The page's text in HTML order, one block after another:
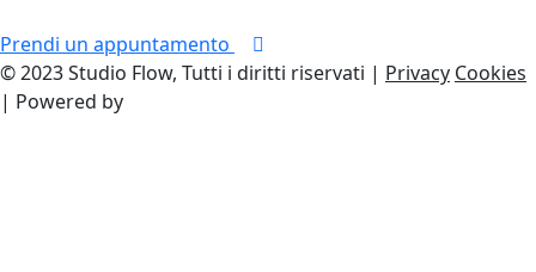
Prendi un appuntamento
© 2023 Studio Flow, Tutti i diritti riservati | Privacy Cookies
| Powered by